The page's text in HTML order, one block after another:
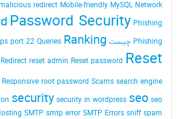
redirect Mobile-friendly MySQL Network
Password Security Phishing
Phishing چیست
port 22 Queries Ranking
Redirect reset admin Reset password Reset
Responsive root password Scams search engine
security security in wordpress seo seo چیست
SMTP smtp error SMTP Errors sniff spam